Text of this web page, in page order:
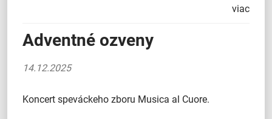
viac
Adventné ozveny
14.12.2025
Koncert speváckeho zboru Musica al Cuore.